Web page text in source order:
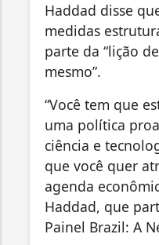
Haddad disse
medidas
parte da “lição
mesmo”.
“Você tem que
uma política
ciência e
que você quer
agenda
Haddad, que
Painel Brazil: A